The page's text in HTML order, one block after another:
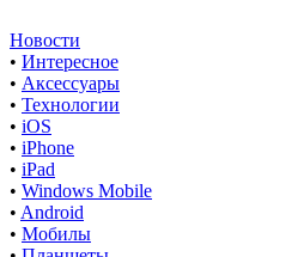
Новости
• Интересное
• Аксессуары
• Технологии
• iOS
• iPhone
• iPad
• Windows Mobile
• Android
• Мобилы